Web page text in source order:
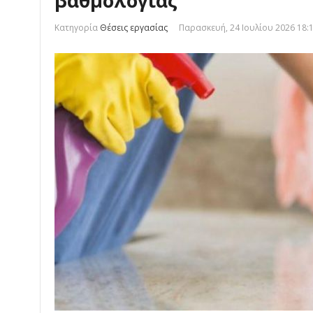
Κατηγορία Θέσεις εργασίας Παρασκευή, 24 Ιουλίου 2026